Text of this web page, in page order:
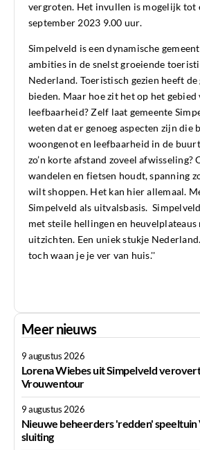
vergroten. Het invullen is mogelijk tot
september 2023 9.00 uur.
Simpelveld is een dynamische
ambities in de snelst groeiende
Nederland. Toeristisch gezien heeft de
bieden. Maar hoe zit het op het gebied
leefbaarheid? Zelf laat gemeente
weten dat er genoeg aspecten zijn die
woongenot en leefbaarheid in de
zo’n korte afstand zoveel afwisseling?
wandelen en fietsen houdt, spanning
wilt shoppen. Het kan hier allemaal.
Simpelveld als uitvalsbasis.
met steile hellingen en heuvelplateaus
uitzichten. Een uniek stukje
toch waan je je ver van huis.''
Meer nieuws
9 augustus 2026
Lorena Wiebes uit Simpelveld
Vrouwentour
9 augustus 2026
Nieuwe beheerders 'redden' speeltuin
sluiting